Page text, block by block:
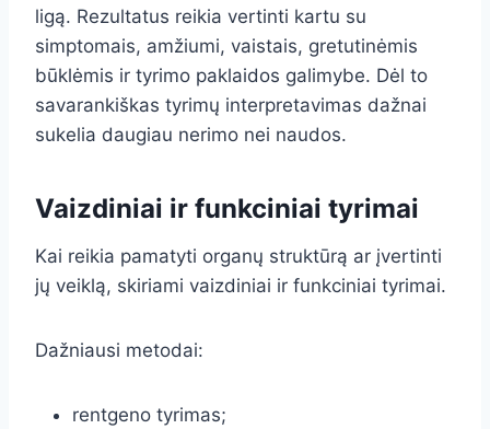
ligą. Rezultatus reikia vertinti kartu su
simptomais, amžiumi, vaistais, gretutinėmis
būklėmis ir tyrimo paklaidos galimybe. Dėl to
savarankiškas tyrimų interpretavimas dažnai
sukelia daugiau nerimo nei naudos.
Vaizdiniai ir funkciniai tyrimai
Kai reikia pamatyti organų struktūrą ar įvertinti
jų veiklą, skiriami vaizdiniai ir funkciniai tyrimai.
Dažniausi metodai:
rentgeno tyrimas;